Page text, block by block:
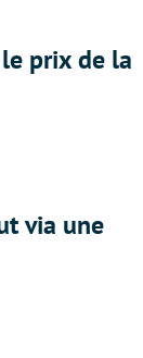
prix de la
via une